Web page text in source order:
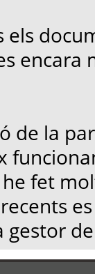
els
encara
de la
fet